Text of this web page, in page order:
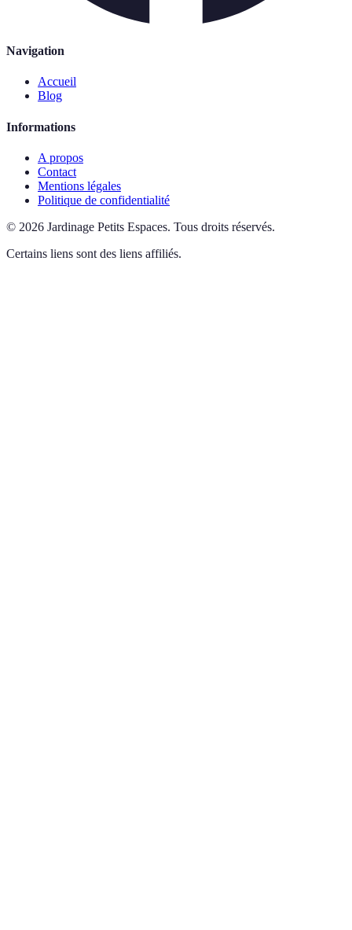
Navigation
Accueil
Blog
Informations
A propos
Contact
Mentions légales
Politique de confidentialité
© 2026 Jardinage Petits Espaces. Tous droits réservés.
Certains liens sont des liens affiliés.